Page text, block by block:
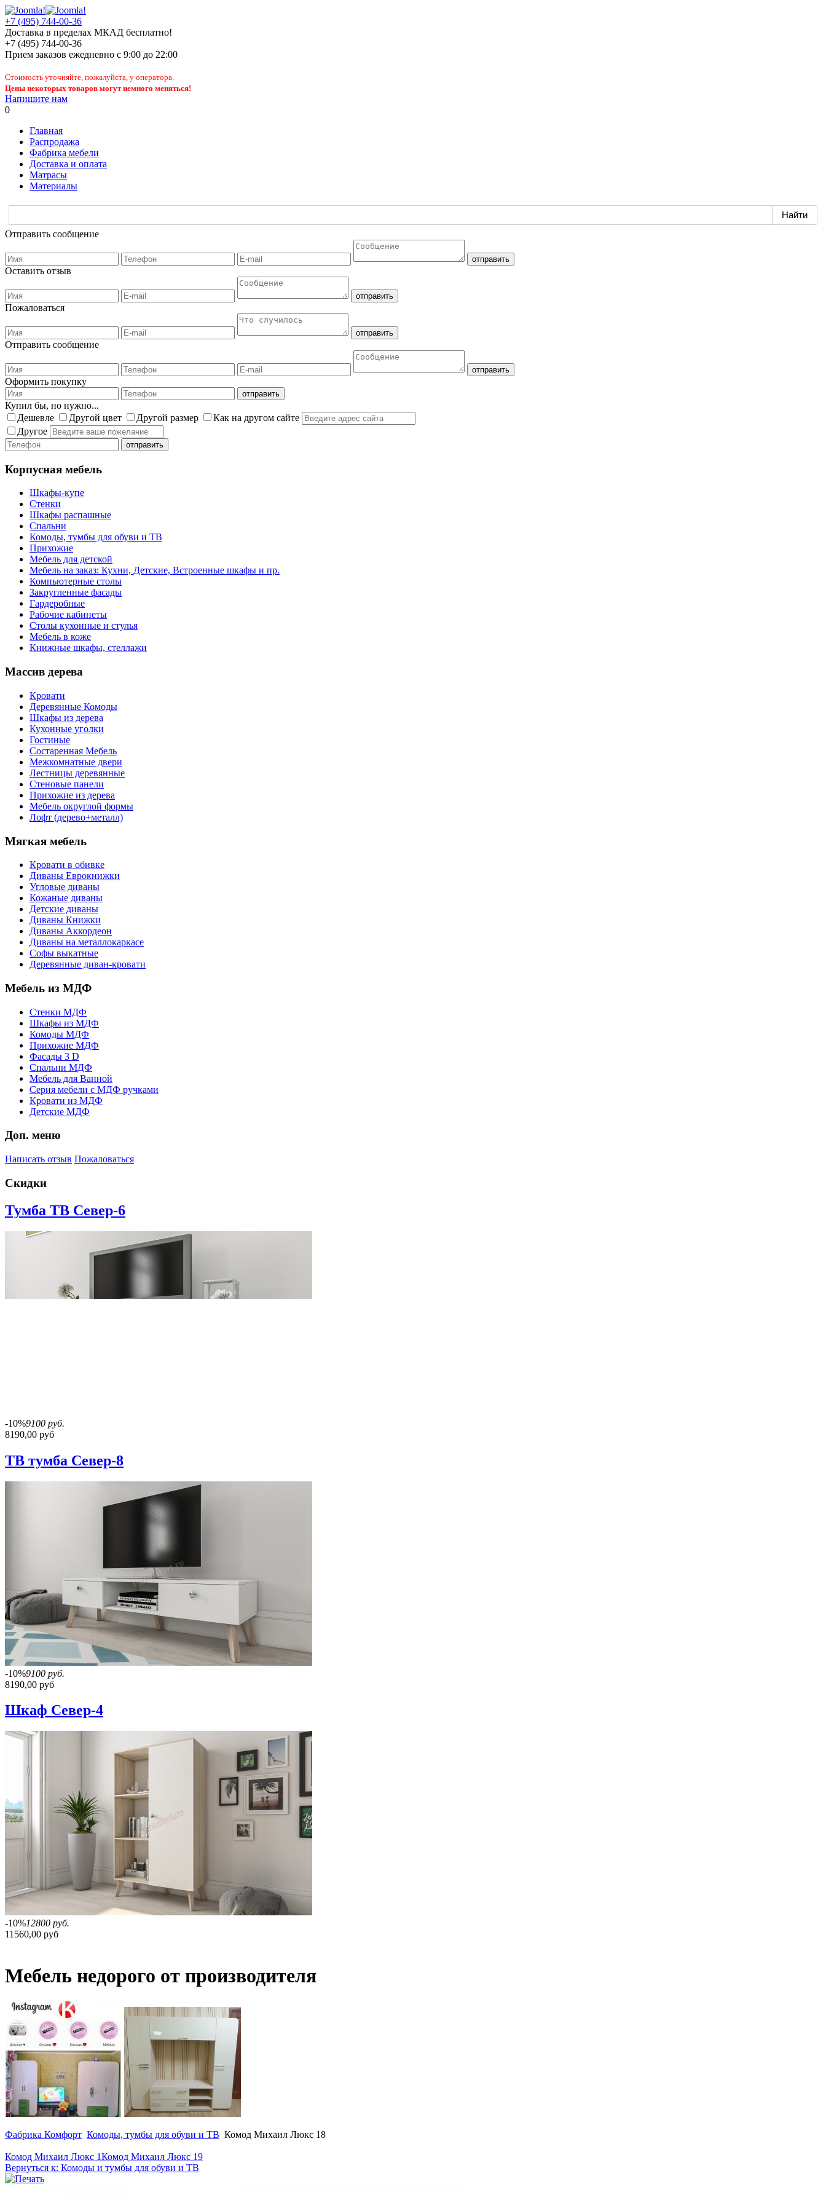
+7 (495) 744-00-36
Доставка в пределах МКАД бесплатно!
+7 (495) 744-00-36
Прием заказов ежедневно с 9:00 до 22:00
Стоимость уточняйте, пожалуйста, у оператора.
Цены некоторых товаров могут немного меняться!
Напишите нам
0
Главная
Распродажа
Фабрика мебели
Доставка и оплата
Матрасы
Материалы
Отправить сообщение
Оставить отзыв
Пожаловаться
Отправить сообщение
Оформить покупку
Купил бы, но нужно...
Дешевле
Другой цвет Другой размер
Как на другом сайте
Другое
Корпусная мебель
Шкафы-купе
Стенки
Шкафы распашные
Спальни
Комоды, тумбы для обуви и ТВ
Прихожие
Мебель для детской
Мебель на заказ: Кухни, Детские, Встроенные шкафы и пр.
Компьютерные столы
Закругленные фасады
Гардеробные
Рабочие кабинеты
Столы кухонные и стулья
Мебель в коже
Книжные шкафы, стеллажи
Массив дерева
Кровати
Деревянные Комоды
Шкафы из дерева
Кухонные уголки
Гостиные
Состаренная Мебель
Межкомнатные двери
Лестницы деревянные
Стеновые панели
Прихожие из дерева
Мебель округлой формы
Лофт (дерево+металл)
Мягкая мебель
Кровати в обивке
Диваны Еврокнижки
Угловые диваны
Кожаные диваны
Детские диваны
Диваны Книжки
Диваны Аккордеон
Диваны на металлокаркасе
Софы выкатные
Деревянные диван-кровати
Мебель из МДФ
Стенки МДФ
Шкафы из МДФ
Комоды МДФ
Прихожие МДФ
Фасады 3 D
Спальни МДФ
Мебель для Ванной
Серия мебели с МДФ ручками
Кровати из МДФ
Детские МДФ
Доп. меню
Написать отзыв Пожаловаться
Скидки
Тумба ТВ Север-6
-10%9100 руб.
8190,00 руб
ТВ тумба Север-8
-10%9100 руб.
8190,00 руб
Шкаф Север-4
-10%12800 руб.
11560,00 руб
Мебель недорого от производителя
Фабрика Комфорт Комоды, тумбы для обуви и ТВ Комод Михаил Люкс 18
Комод Михаил Люкс 1Комод Михаил Люкс 19
Вернуться к: Комоды и тумбы для обуви и ТВ